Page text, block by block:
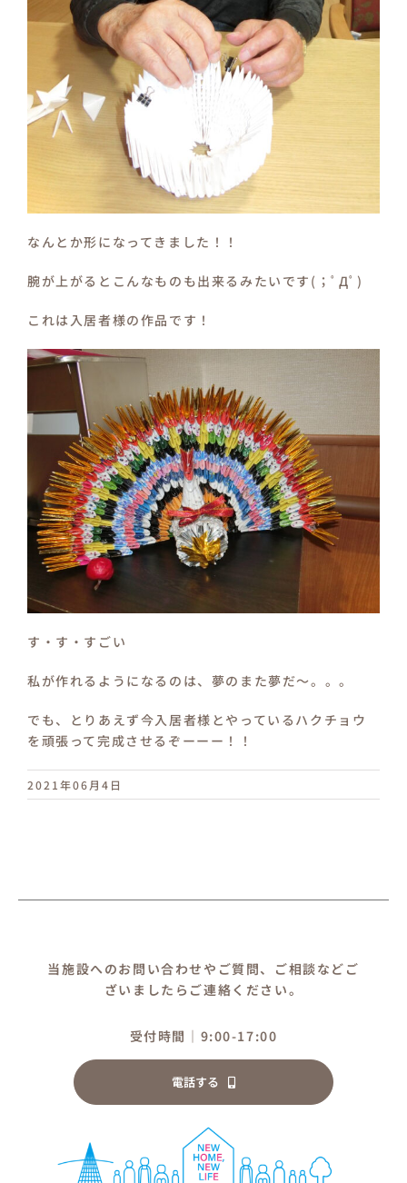
なんとか形になってきました！！
腕が上がるとこんなものも出来るみたいです(；ﾟДﾟ)
これは入居者様の作品です！
す・す・すごい
私が作れるようになるのは、夢のまた夢だ～。。。
でも、とりあえず今入居者様とやっているハクチョウ
を頑張って完成させるぞーーー！！
2021年06月4日
当施設へのお問い合わせやご質問、ご相談などご
ざいましたらご連絡ください。
受付時間｜9:00-17:00
電話する